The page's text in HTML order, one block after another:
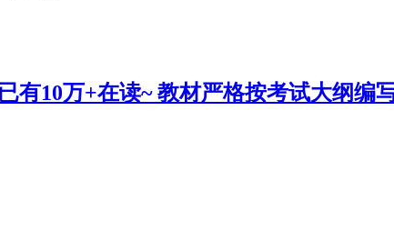
有10万+在读~ 教材严格按考试大纲编